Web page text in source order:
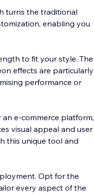
turns the traditional
enabling you
to fit your style. The
effects are particularly
performance or
e-commerce platform,
visual appeal and user
this unique tool and
Opt for the
every aspect of the